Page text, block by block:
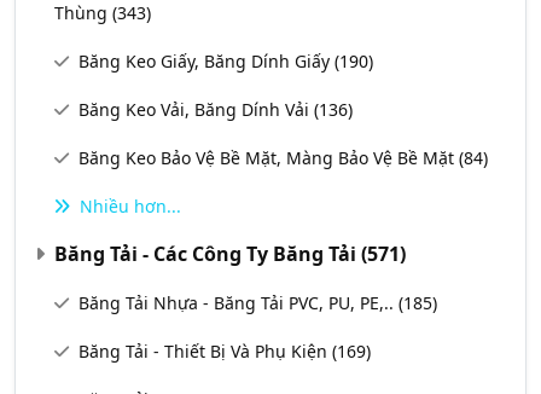
Thùng (343)
Băng Keo Giấy, Băng Dính Giấy (190)
Băng Keo Vải, Băng Dính Vải (136)
Băng Keo Bảo Vệ Bề Mặt, Màng Bảo Vệ Bề Mặt (84)
Nhiều hơn...
Băng Tải - Các Công Ty Băng Tải (571)
Băng Tải Nhựa - Băng Tải PVC, PU, PE,.. (185)
Băng Tải - Thiết Bị Và Phụ Kiện (169)